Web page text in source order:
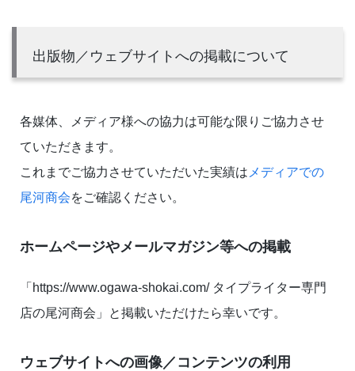
出版物／ウェブサイトへの掲載について
各媒体、メディア様への協力は可能な限りご協力させ
ていただきます。
これまでご協力させていただいた実績は メディアでの
尾河商会をご確認ください。
ホームページやメールマガジン等への掲載
「https://www.ogawa-shokai.com/ タイプライター専門
店の尾河商会」と掲載いただけたら幸いです。
ウェブサイトへの画像／コンテンツの利用